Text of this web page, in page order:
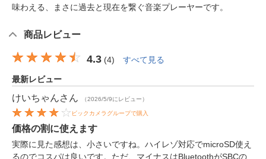
味わえる、まさに過去と現在を繋ぐ音楽プレーヤーです。
商品レビュー
4.3 (4) すべて見る
最新レビュー
けいちゃんさん （2026/5/9にレビュー）
ビックカメラグループで購入
価格の割に使えます
実際に見た感想は、小さいですね。ハイレゾ対応でmicroSD使え
るのでコスパは良いです。ただ、マイナスはBluetoothがSBCの